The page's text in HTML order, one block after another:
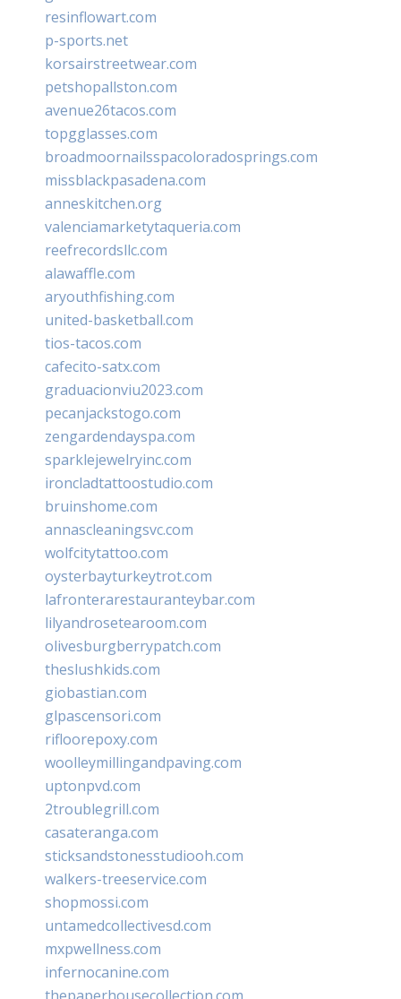
resinflowart.com
p-sports.net
korsairstreetwear.com
petshopallston.com
avenue26tacos.com
topgglasses.com
broadmoornailsspacoloradosprings.com
missblackpasadena.com
anneskitchen.org
valenciamarketytaqueria.com
reefrecordsllc.com
alawaffle.com
aryouthfishing.com
united-basketball.com
tios-tacos.com
cafecito-satx.com
graduacionviu2023.com
pecanjackstogo.com
zengardendayspa.com
sparklejewelryinc.com
ironcladtattoostudio.com
bruinshome.com
annascleaningsvc.com
wolfcitytattoo.com
oysterbayturkeytrot.com
lafronterarestauranteybar.com
lilyandrosetearoom.com
olivesburgberrypatch.com
theslushkids.com
giobastian.com
glpascensori.com
rifloorepoxy.com
woolleymillingandpaving.com
uptonpvd.com
2troublegrill.com
casateranga.com
sticksandstonesstudiooh.com
walkers-treeservice.com
shopmossi.com
untamedcollectivesd.com
mxpwellness.com
infernocanine.com